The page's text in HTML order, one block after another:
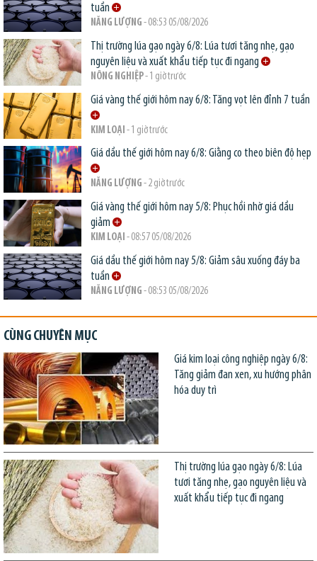
tuần
NĂNG LƯỢNG - 08:53 05/08/2026
Thị trường lúa gạo ngày 6/8: Lúa tươi tăng nhẹ, gạo
nguyên liệu và xuất khẩu tiếp tục đi ngang
NÔNG NGHIỆP- 1 giờ trước
Giá vàng thế giới hôm nay 6/8: Tăng vọt lên đỉnh 7 tuần
KIM LOẠI - 1 giờ trước
Giá dầu thế giới hôm nay 6/8: Giằng co theo biên độ hẹp
NĂNG LƯỢNG - 2 giờ trước
Giá vàng thế giới hôm nay 5/8: Phục hồi nhờ giá dầu
giảm
KIM LOẠI - 08:57 05/08/2026
Giá dầu thế giới hôm nay 5/8: Giảm sâu xuống đáy ba
tuần
NĂNG LƯỢNG - 08:53 05/08/2026
CÙNG CHUYÊN MỤC
Giá kim loại công nghiệp ngày 6/8:
Tăng giảm đan xen, xu hướng phân
hóa duy trì
Thị trường lúa gạo ngày 6/8: Lúa
tươi tăng nhẹ, gạo nguyên liệu và
xuất khẩu tiếp tục đi ngang